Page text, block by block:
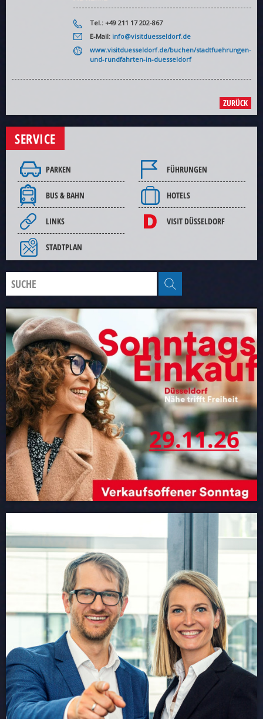
Tel.: +49 211 17 202-867
E-Mail: info@visitduesseldorf.de
www.visitduesseldorf.de/buchen/stadtfuehrungen-
und-rundfahrten-in-duesseldorf
ZURÜCK
SERVICE
PARKEN
BUS & BAHN
LINKS
STADTPLAN
FÜHRUNGEN
HOTELS
VISIT DÜSSELDORF